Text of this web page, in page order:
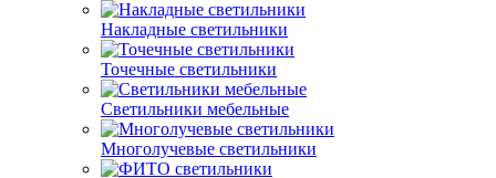
Накладные светильники
Точечные светильники
Светильники мебельные
Многолучевые светильники